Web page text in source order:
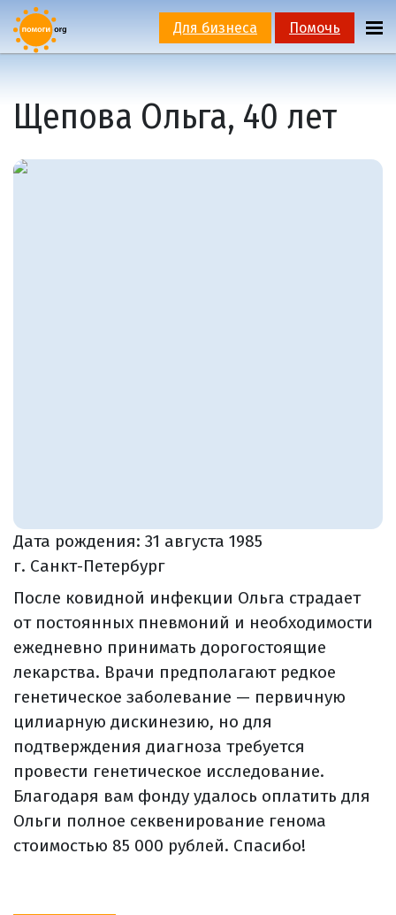
Для бизнеса Помочь
Щепова Ольга, 40 лет
Дата рождения: 31 августа 1985
г. Санкт-Петербург
После ковидной инфекции Ольга страдает
от постоянных пневмоний и необходимости
ежедневно принимать дорогостоящие
лекарства. Врачи предполагают редкое
генетическое заболевание — первичную
цилиарную дискинезию, но для
подтверждения диагноза требуется
провести генетическое исследование.
Благодаря вам фонду удалось оплатить для
Ольги полное секвенирование генома
стоимостью 85 000 рублей. Спасибо!